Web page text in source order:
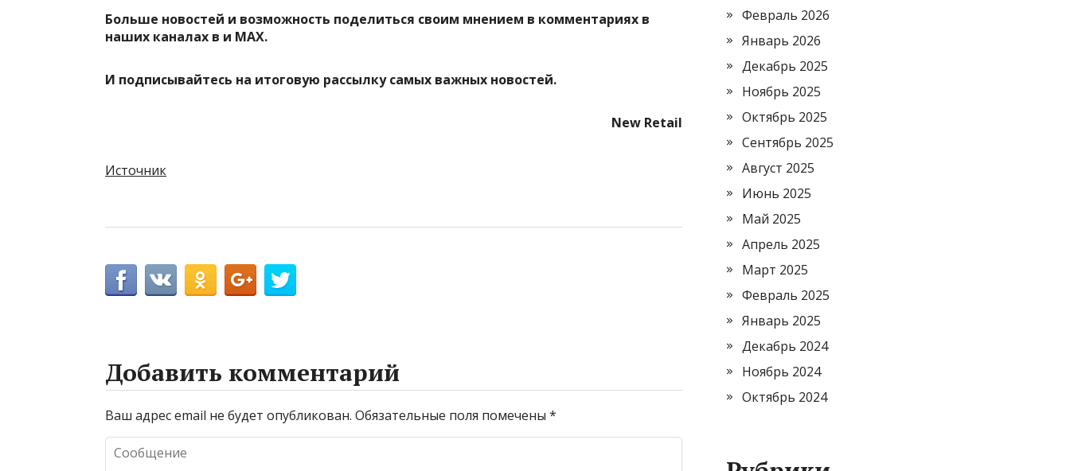
Больше новостей и возможность поделиться своим мнением в комментариях в
наших каналах в и MAX.
И подписывайтесь на итоговую рассылку самых важных новостей.
New Retail
Источник
Добавить комментарий
Ваш адрес email не будет опубликован. Обязательные поля помечены *
Февраль 2026
Январь 2026
Декабрь 2025
Ноябрь 2025
Октябрь 2025
Сентябрь 2025
Август 2025
Июнь 2025
Май 2025
Апрель 2025
Март 2025
Февраль 2025
Январь 2025
Декабрь 2024
Ноябрь 2024
Октябрь 2024